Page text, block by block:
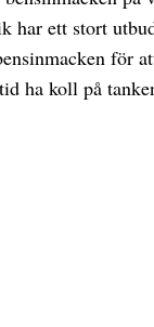
har ett stort
för
ha koll på